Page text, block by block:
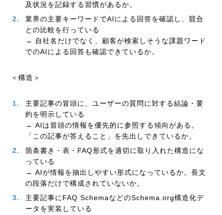
及状況を記録する習慣があるか。
業界の主要キーワードでAIによる回答を確認し、競合
との比較を行っている
→ 自社名だけでなく、顧客が検索しそうな課題ワード
でのAIによる回答も確認できているか。
＜構造＞
主要記事の冒頭に、ユーザーの質問に対する結論・要
約を明示している
→ AIは冒頭の情報を優先的に参照する傾向がある。
「この記事が答えること」を先出しできているか。
箇条書き・表・FAQ形式を適切に取り入れた構造にな
っている
→ AIが情報を抽出しやすい形式になっているか。長文
の段落だけで構成されていないか。
主要記事にFAQ SchemaなどのSchema.org構造化デ
ータを実装している